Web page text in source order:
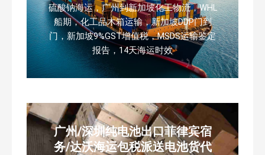
硫酸钠海运，广州到新加坡化工物流，WHL
船期，化工品木箱运输，新加坡DDP门到
门，新加坡9%GST增值税，MSDS运输鉴定
报告，14天海运时效
广州/深圳纯电池出口菲律宾宿
务/达沃海运包税派送电池货代